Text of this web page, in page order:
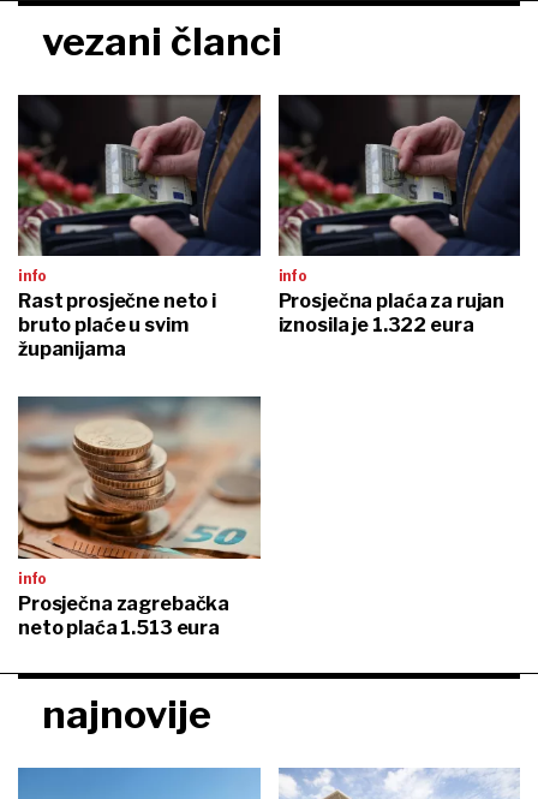
vezani članci
info
Rast prosječne neto i
bruto plaće u svim
županijama
info
Prosječna plaća za rujan
iznosila je 1.322 eura
info
Prosječna zagrebačka
neto plaća 1.513 eura
najnovije